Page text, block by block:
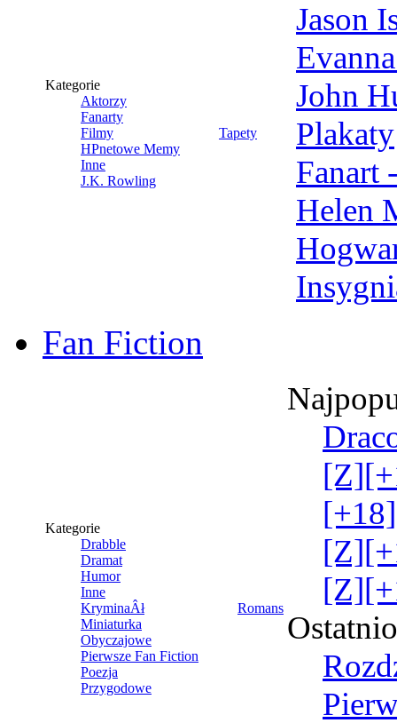
Kategorie
Aktorzy
Fanarty
Filmy
HPnetowe Memy
Inne
J.K. Rowling
Tapety
Jason
John
Plakaty
Fanart
Helen
Fan Fiction
Kategorie
Drabble
Dramat
Humor
Inne
KryminaÂł
Miniaturka
Obyczajowe
Pierwsze Fan Fiction
Poezja
Przygodowe
Romans